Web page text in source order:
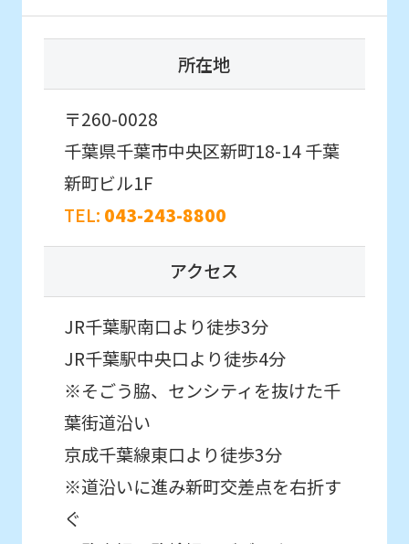
所在地
〒260-0028
千葉県千葉市中央区新町18-14千葉
新町ビル1F
TEL: 043-243-8800
アクセス
JR千葉駅南口より徒歩3分
JR千葉駅中央口より徒歩4分
※そごう脇、センシティを抜けた千
葉街道沿い
京成千葉線東口より徒歩3分
※道沿いに進み新町交差点を右折す
ぐ
The
translation
differ
the
content.
We
ask
that
you
this
before